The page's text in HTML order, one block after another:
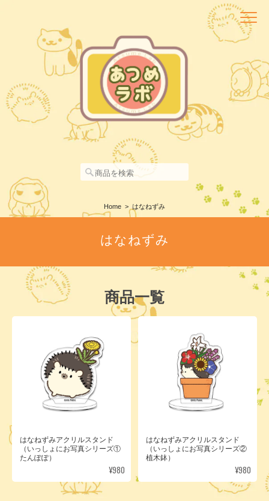
Home はなねずみ
はなねずみ
商品一覧
はなねずみアクリルスタンド
（いっしょにお写真シリーズ①
たんぽぽ）
¥980
はなねずみアクリルスタンド
（いっしょにお写真シリーズ②
植木鉢）
¥980